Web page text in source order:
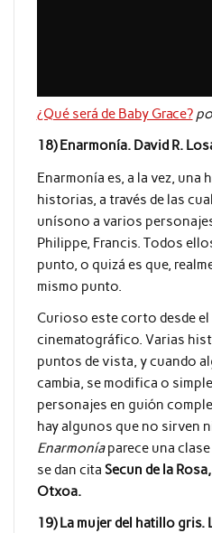
¿Qué será de Baby Grace?
18) Enarmonía. David R.
Enarmonía es, a la vez, una
historias, a través de las
unísono a varios
Philippe, Francis. Todos
punto, o quizá es que,
mismo punto.
Curioso este corto desde
cinematográfico. Varias
puntos de vista, y cuando
cambia, se modifica o
personajes en guión
hay algunos que no sirven
Enarmoníaparece una clase
se dan cita Secun de la
Otxoa.
19) La mujer del hatillo gris.